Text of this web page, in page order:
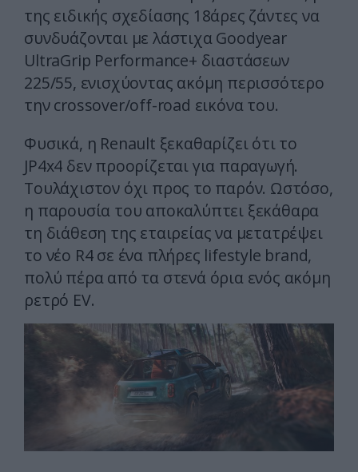
της ειδικής σχεδίασης 18άρες ζάντες να
συνδυάζονται με λάστιχα Goodyear
UltraGrip Performance+ διαστάσεων
225/55, ενισχύοντας ακόμη περισσότερο
την crossover/off-road εικόνα του.
Φυσικά, η Renault ξεκαθαρίζει ότι το
JP4x4 δεν προορίζεται για παραγωγή.
Τουλάχιστον όχι προς το παρόν. Ωστόσο,
η παρουσία του αποκαλύπτει ξεκάθαρα
τη διάθεση της εταιρείας να μετατρέψει
το νέο R4 σε ένα πλήρες lifestyle brand,
πολύ πέρα από τα στενά όρια ενός ακόμη
ρετρό EV.